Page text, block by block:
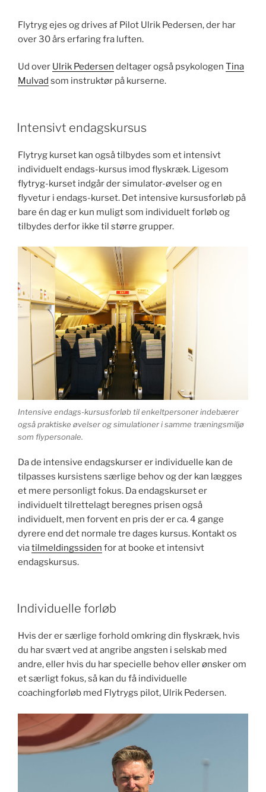
Flytryg ejes og drives af Pilot Ulrik Pedersen, der har
over 30 års erfaring fra luften.
Ud over Ulrik Pedersen deltager også psykologen Tina
Mulvad som instruktør på kurserne.
Intensivt endagskursus
Flytryg kurset kan også tilbydes som et intensivt
individuelt endags-kursus imod flyskræk. Ligesom
flytryg-kurset indgår der simulator-øvelser og en
flyvetur i endags-kurset. Det intensive kursusforløb på
bare én dag er kun muligt som individuelt forløb og
tilbydes derfor ikke til større grupper.
Intensive endags-kursusforløb til enkeltpersoner indebærer
også praktiske øvelser og simulationer i samme træningsmiljø
som flypersonale.
Da de intensive endagskurser er individuelle kan de
tilpasses kursistens særlige behov og der kan lægges
et mere personligt fokus. Da endagskurset er
individuelt tilrettelagt beregnes prisen også
individuelt, men forvent en pris der er ca. 4 gange
dyrere end det normale tre dages kursus. Kontakt os
viatilmeldingssiden for at booke et intensivt
endagskursus.
Individuelle forløb
Hvis der er særlige forhold omkring din flyskræk, hvis
du har svært ved at angribe angsten i selskab med
andre, eller hvis du har specielle behov eller ønsker om
et særligt fokus, så kan du få individuelle
coachingforløb med Flytrygs pilot, Ulrik Pedersen.